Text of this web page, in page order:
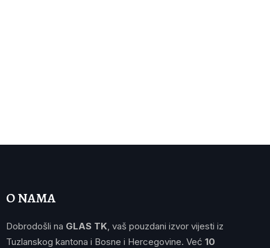
O NAMA
Dobrodošli na GLAS TK , vaš pouzdani izvor vijesti iz
Tuzlanskog kantona i Bosne i Hercegovine. Već 10